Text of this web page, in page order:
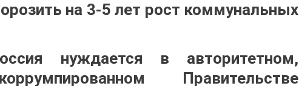
на 3-5 лет рост коммунальных
нуждается в авторитетном,
Правительстве